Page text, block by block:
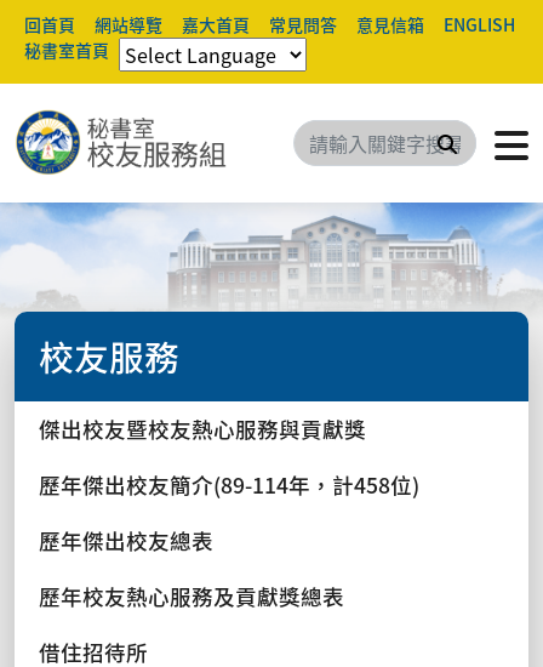
回首頁 網站導覽 嘉大首頁 常見問答 意見信箱
ENGLISH
秘書室首頁
搜尋
校友服務
傑出校友暨校友熱心服務與貢獻獎
歷年傑出校友簡介(89-114年，計458位)
歷年傑出校友總表
歷年校友熱心服務及貢獻獎總表
借住招待所